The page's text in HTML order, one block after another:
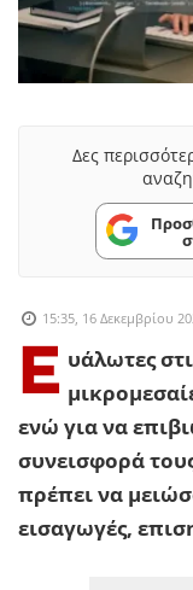
Δες
15:35, 16 Δεκεμβρίου
Ε υάλωτες
ενώ για να
συνεισφορά
πρέπει να
εισαγωγές,